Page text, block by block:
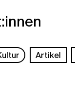
Artikel